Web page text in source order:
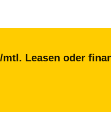
mtl. Leasen oder